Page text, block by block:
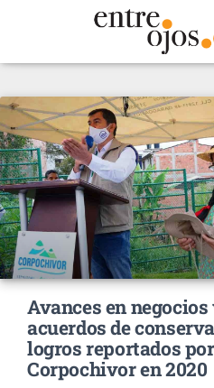
Avances en
acuerdos de
logros reportados por
Corpochivor en 2020